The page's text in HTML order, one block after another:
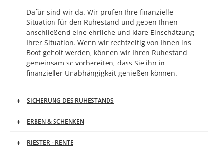
Dafür sind wir da. Wir prüfen Ihre finanzielle
Situation für den Ruhestand und geben Ihnen
anschließend eine ehrliche und klare Einschätzung
Ihrer Situation. Wenn wir rechtzeitig von Ihnen ins
Boot geholt werden, können wir Ihren Ruhestand
gemeinsam so vorbereiten, dass Sie ihn in
finanzieller Unabhängigkeit genießen können.
SICHERUNG DES RUHESTANDS
ERBEN & SCHENKEN
RIESTER - RENTE